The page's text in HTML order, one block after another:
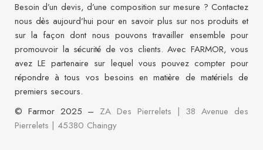
Besoin d’un devis, d’une composition sur mesure ? Contactez
nous dès aujourd’hui pour en savoir plus sur nos produits et
sur la façon dont nous pouvons travailler ensemble pour
promouvoir la sécurité de vos clients. Avec FARMOR, vous
avez LE partenaire sur lequel vous pouvez compter pour
répondre à tous vos besoins en matière de matériels de
premiers secours.
© Farmor 2025 – ZA Des Pierrelets | 38 Avenue des
Pierrelets | 45380 Chaingy